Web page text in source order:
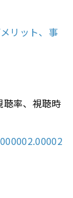
リット、事
聴率、視聴時